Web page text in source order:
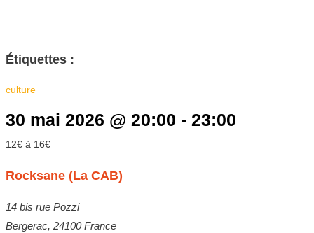
Étiquettes :
culture
30 mai 2026 @ 20:00 - 23:00
12€ à 16€
Rocksane (La CAB)
14 bis rue Pozzi
Bergerac, 24100 France